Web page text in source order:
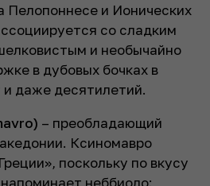
Пелопоннесе и Ионических
со сладким
и необычайно
в дубовых бочках в
и даже десятилетий.
– преобладающий
Ксиномавро
поскольку по вкусу
неббиоло: